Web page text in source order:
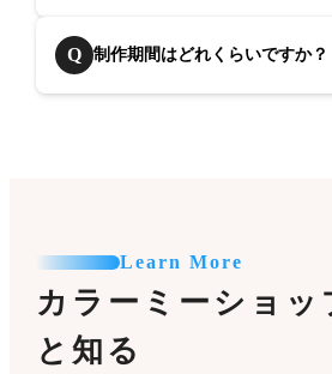
Q 制作期間はどれくらいですか？
Learn More
カラーミーショッ
と知る